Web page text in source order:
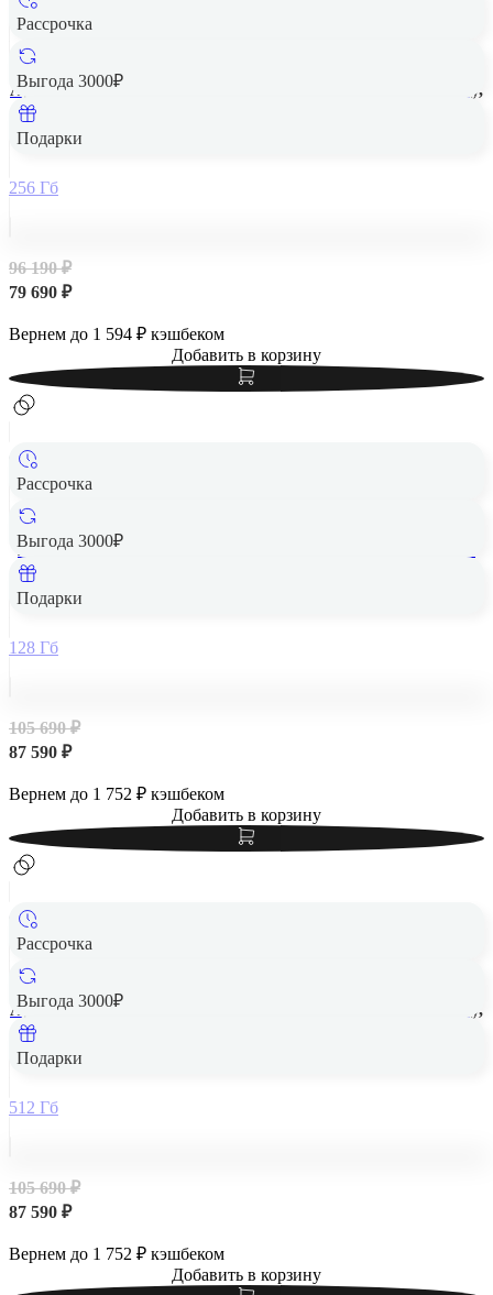
Рассрочка
Выгода 3000₽
Подарки
Apple iPad Air 13" (M2, 2024, 6 gen) Wi-Fi 256Gb Space Gray,
256 Гб
96 190 ₽
79 690 ₽
Вернем до 1 594 ₽ кэшбеком
Добавить в корзину
Рассрочка
Выгода 3000₽
Подарки
Apple iPad Air 13" (M2, 2024, 6 gen) Wi-Fi + Cellular 128Gb
128 Гб
105 690 ₽
87 590 ₽
Вернем до 1 752 ₽ кэшбеком
Добавить в корзину
Рассрочка
Выгода 3000₽
Подарки
Apple iPad Air 13" (M2, 2024, 6 gen) Wi-Fi 512Gb Space Gray,
512 Гб
105 690 ₽
87 590 ₽
Вернем до 1 752 ₽ кэшбеком
Добавить в корзину